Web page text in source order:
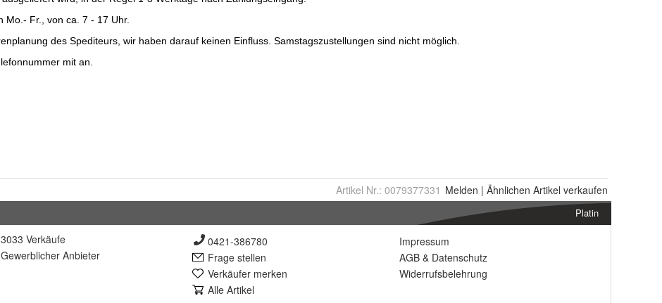
Artikel Nr.: 0079377331 Melden | Ähnlichen Artikel verkaufen
Platin
3033 Verkäufe
Gewerblicher Anbieter
0421-386780
Frage stellen
Verkäufer merken
Alle Artikel
Impressum
AGB & Datenschutz
Widerrufsbelehrung